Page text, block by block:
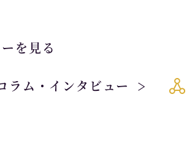
を見る
ラム・インタビュー